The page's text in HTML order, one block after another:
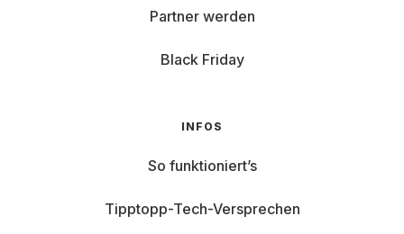
Partner werden
Black Friday
INFOS
So funktioniert’s
Tipptopp-Tech-Versprechen